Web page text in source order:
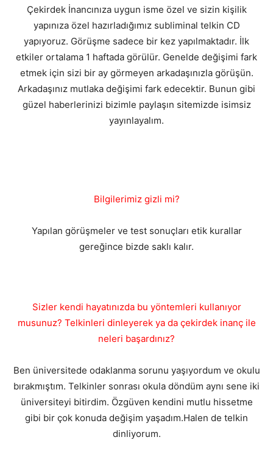
Çekirdek İnancınıza uygun isme özel ve sizin kişilik
yapınıza özel hazırladığımız subliminal telkin CD
yapıyoruz. Görüşme sadece bir kez yapılmaktadır. İlk
etkiler ortalama 1 haftada görülür. Genelde değişimi fark
etmek için sizi bir ay görmeyen arkadaşınızla görüşün.
Arkadaşınız mutlaka değişimi fark edecektir. Bunun gibi
güzel haberlerinizi bizimle paylaşın sitemizde isimsiz
yayınlayalım.
Bilgilerimiz gizli mi?
Yapılan görüşmeler ve test sonuçları etik kurallar
gereğince bizde saklı kalır.
Sizler kendi hayatınızda bu yöntemleri kullanıyor
musunuz? Telkinleri dinleyerek ya da çekirdek inanç ile
neleri başardınız?
Ben üniversitede odaklanma sorunu yaşıyordum ve okulu
bırakmıştım. Telkinler sonrası okula döndüm aynı sene iki
üniversiteyi bitirdim. Özgüven kendini mutlu hissetme
gibi bir çok konuda değişim yaşadım.Halen de telkin
dinliyorum.